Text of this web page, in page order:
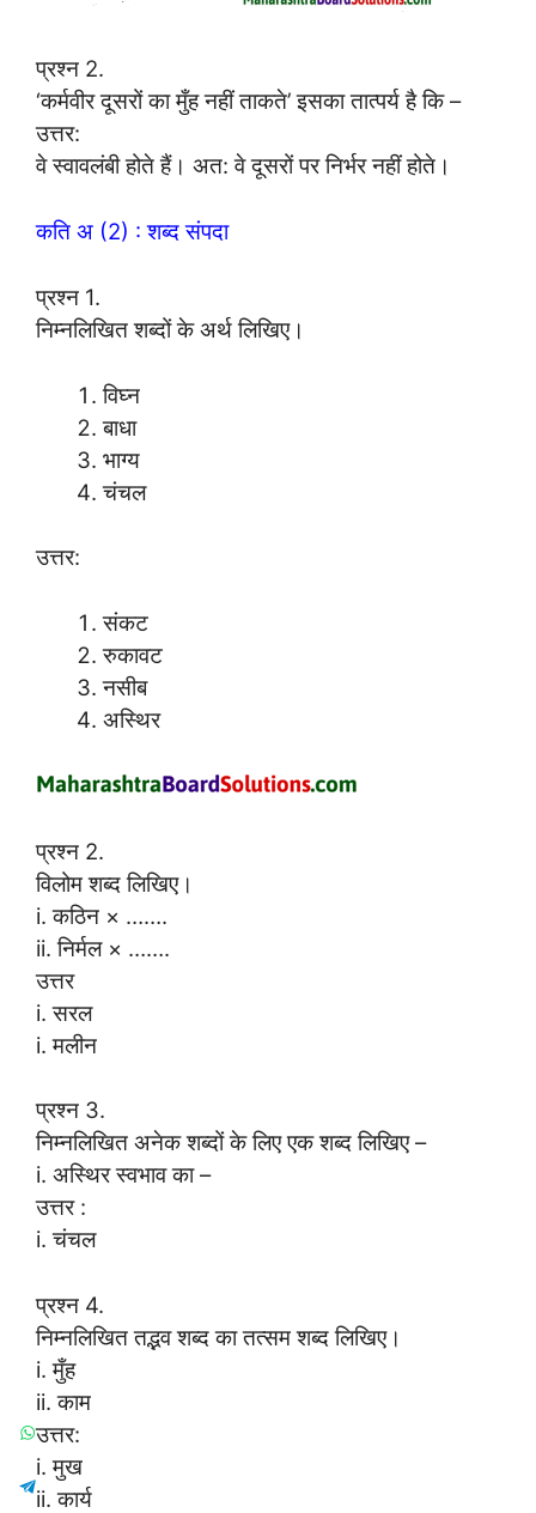
प्रश्न 2.
‘कर्मवीर दूसरों का मुँह नहीं ताकते’ इसका तात्पर्य है कि –
उत्तर:
वे स्वावलंबी होते हैं। अत: वे दूसरों पर निर्भर नहीं होते।
कति अ (2) : शब्द संपदा
प्रश्न 1.
निम्नलिखित शब्दों के अर्थ लिखिए।
विघ्न
बाधा
भाग्य
चंचल
उत्तर:
संकट
रुकावट
नसीब
अस्थिर
प्रश्न 2.
विलोम शब्द लिखिए।
i. कठिन × …….
ii. निर्मल × …….
उत्तर
i. सरल
i. मलीन
प्रश्न 3.
निम्नलिखित अनेक शब्दों के लिए एक शब्द लिखिए –
i. अस्थिर स्वभाव का –
उत्तर :
i. चंचल
प्रश्न 4.
निम्नलिखित तद्भव शब्द का तत्सम शब्द लिखिए।
i. मुँह
ii. काम
उत्तर:
i. मुख
ii. कार्य